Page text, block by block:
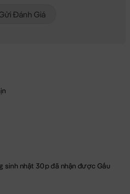
Đánh Giá
sinh nhật 30p đã nhận được Gấu